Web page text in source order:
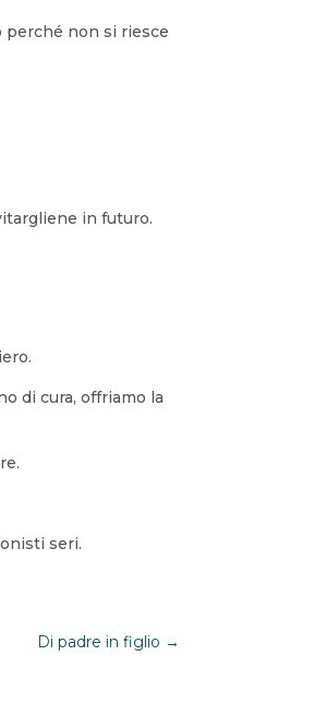
perché non si riesce
in futuro.
di cura, offriamo la
seri.
Di padre in figlio →